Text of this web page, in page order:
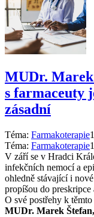
MUDr. Marek
s farmaceuty
zásadní
Téma: Farmakoterapie
Téma: Farmakoterapie
V září se v Hradci
infekčních nemocí a
ohledně stávající i
propíšou do
O své postřehy k
MUDr. Marek